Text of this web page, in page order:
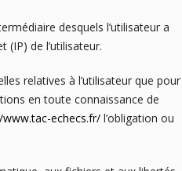
desquels l’utilisateur a
(IP) de l’utilisateur.
relatives à l’utilisateur que pour
en toute connaissance de
echecs.fr/ l’obligation ou